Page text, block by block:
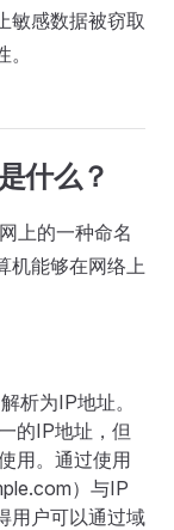
敏感数据被窃取
什么？
上的一种命名
机能够在网络上
析为IP地址。
的IP地址，但
用。通过使用
）与IP
用户可以通过域